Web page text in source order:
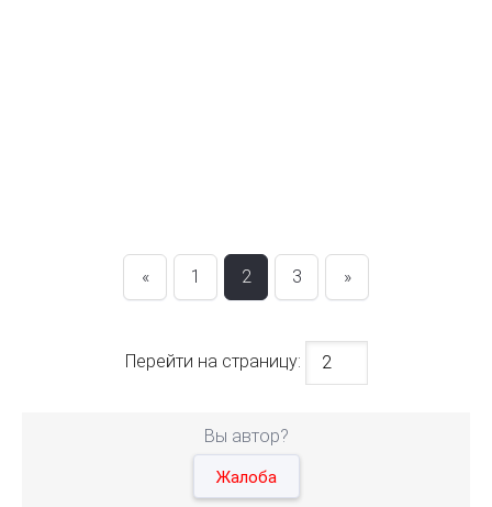
« 1 2 3 »
Перейти на страницу:
Вы автор?
Жалоба